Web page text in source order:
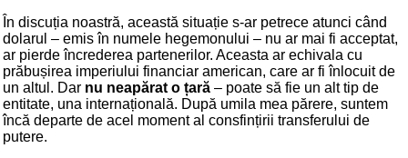
În discuția noastră, această situație s-ar petrece atunci când
dolarul – emis în numele hegemonului – nu ar mai fi acceptat,
ar pierde încrederea partenerilor. Aceasta ar echivala cu
prăbușirea imperiului financiar american, care ar fi înlocuit de
un altul. Dar nu neapărat o țară – poate să fie un alt tip de
entitate, una internațională. După umila mea părere, suntem
încă departe de acel moment al consfințirii transferului de
putere.